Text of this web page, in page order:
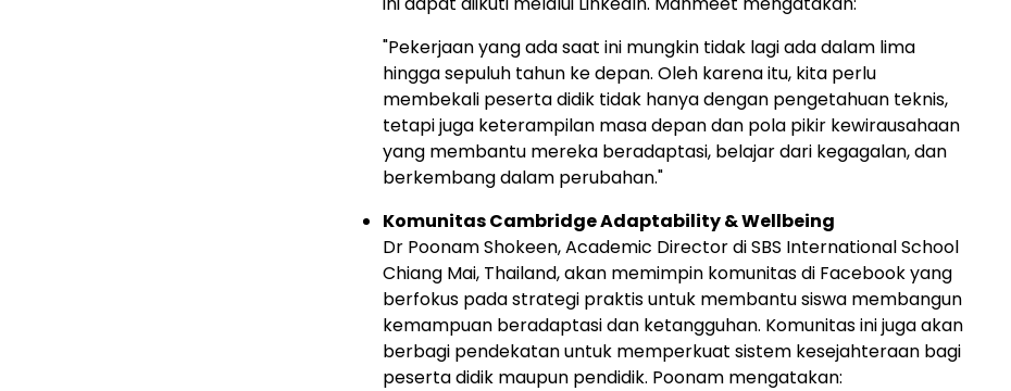
"Pekerjaan yang ada saat ini mungkin tidak lagi ada dalam lima
hingga sepuluh tahun ke depan. Oleh karena itu, kita perlu
membekali peserta didik tidak hanya dengan pengetahuan teknis,
tetapi juga keterampilan masa depan dan pola pikir kewirausahaan
yang membantu mereka beradaptasi, belajar dari kegagalan, dan
berkembang dalam perubahan."
Komunitas Cambridge Adaptability & Wellbeing
Dr Poonam Shokeen, Academic Director di SBS International School
Chiang Mai, Thailand, akan memimpin komunitas di Facebook yang
berfokus pada strategi praktis untuk membantu siswa membangun
kemampuan beradaptasi dan ketangguhan. Komunitas ini juga akan
berbagi pendekatan untuk memperkuat sistem kesejahteraan bagi
peserta didik maupun pendidik. Poonam mengatakan: